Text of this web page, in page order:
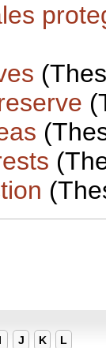
I J K L